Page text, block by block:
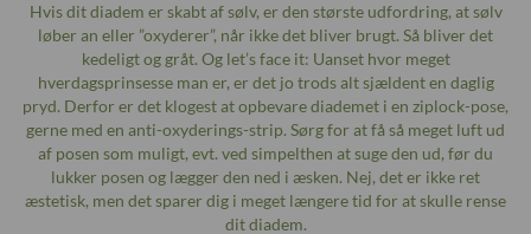
Hvis dit diadem er skabt af sølv, er den største udfordring, at sølv
løber an eller ”oxyderer”, når ikke det bliver brugt. Så bliver det
kedeligt og gråt. Og let’s face it: Uanset hvor meget
hverdagsprinsesse man er, er det jo trods alt sjældent en daglig
pryd. Derfor er det klogest at opbevare diademet i en ziplock-pose,
gerne med en anti-oxyderings-strip. Sørg for at få så meget luft ud
af posen som muligt, evt. ved simpelthen at suge den ud, før du
lukker posen og lægger den ned i æsken. Nej, det er ikke ret
æstetisk, men det sparer dig i meget længere tid for at skulle rense
dit diadem.